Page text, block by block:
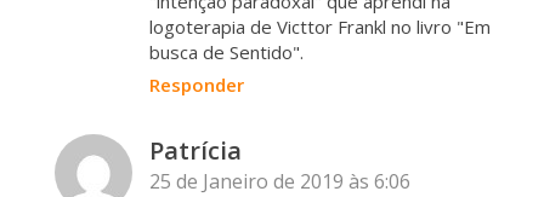
logoterapia de Victtor Frankl no livro "Em
busca de Sentido".
Responder
Patrícia
25 de Janeiro de 2019 às 6:06